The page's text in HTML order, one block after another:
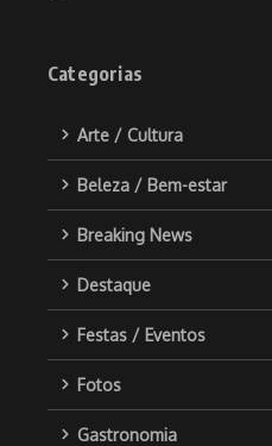
Categorias
Arte / Cultura
Beleza / Bem-estar
Breaking News
Destaque
Festas / Eventos
Fotos
Gastronomia